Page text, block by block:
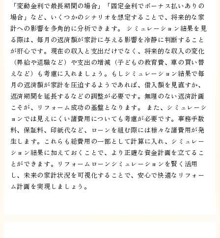
「変動金利で最長期間の場合」「固定金利でボーナス払いありの
場合」など、いくつかのシナリオを想定することで、将来的な家
計への影響を多角的に分析できます。 シミュレーション結果を見
る際は、毎月の返済額が家計に与える影響を冷静に判断すること
が肝心です。現在の収入と支出だけでなく、将来的な収入の変化
（昇給や退職など）や支出の増減（子どもの教育費、車の買い替
えなど）も考慮に入れましょう。もしシミュレーション結果で毎
月の返済額が家計を圧迫するようであれば、借入額を見直すか、
返済期間を延長するなどの調整が必要です。無理のない返済計画
こそが、リフォーム成功の基盤となります。 また、シミュレーシ
ョンでは見えにくい諸費用についても考慮が必要です。事務手数
料、保証料、印紙代など、ローンを組む際には様々な諸費用が発
生します。これらも総費用の一部として計算に入れ、シミュレー
ション結果に加えておくことで、より正確な資金計画を立てるこ
とができます。リフォームローンシミュレーションを賢く活用
し、未来の家計状況を可視化することで、安心で快適なリフォー
ム計画を実現しましょう。